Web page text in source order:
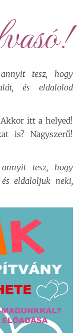
tesz, hogy
és eldalolod
itt a helyed!
is? Nagyszerű!
tesz, hogy
eldaloljuk neki,